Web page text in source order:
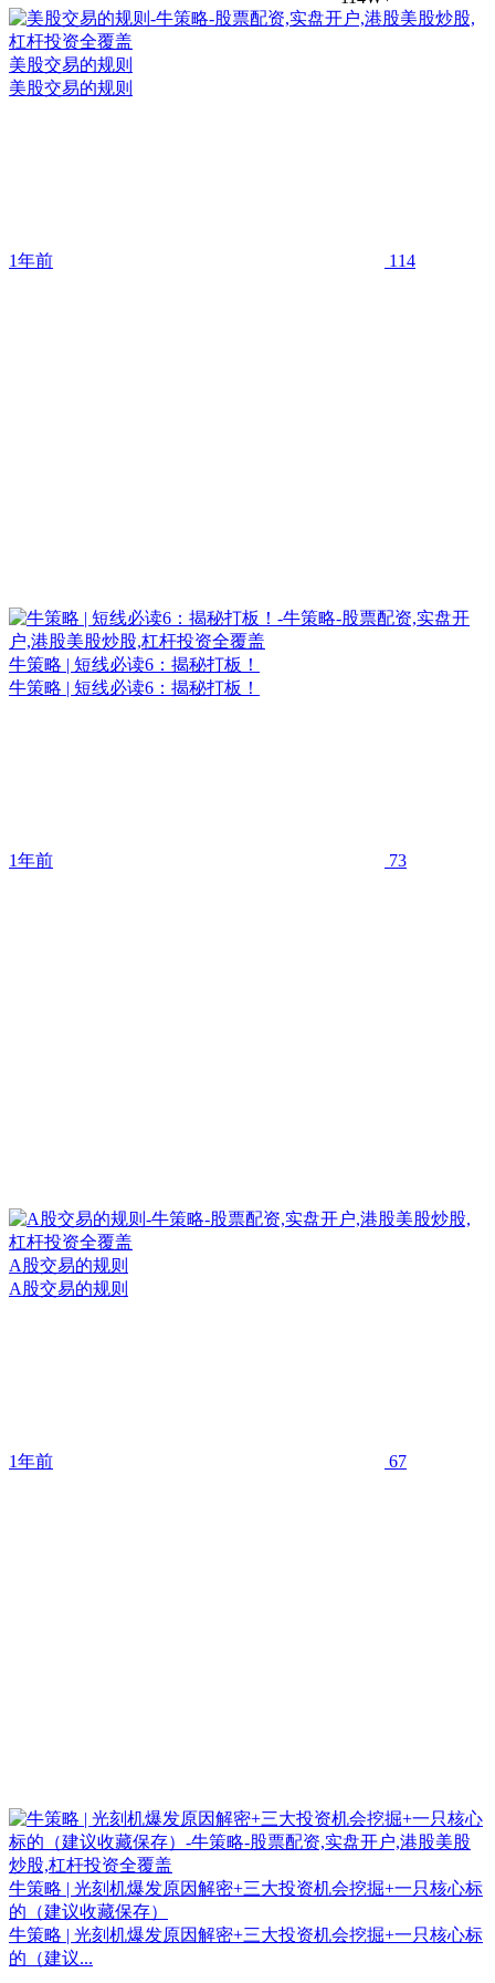
美股交易的规则
美股交易的规则
1年前 114
牛策略 | 短线必读6：揭秘打板！
牛策略 | 短线必读6：揭秘打板！
1年前 73
A股交易的规则
A股交易的规则
1年前 67
牛策略 | 光刻机爆发原因解密+三大投资机会挖掘+一只核心标
的（建议收藏保存）
牛策略 | 光刻机爆发原因解密+三大投资机会挖掘+一只核心标
的（建议...